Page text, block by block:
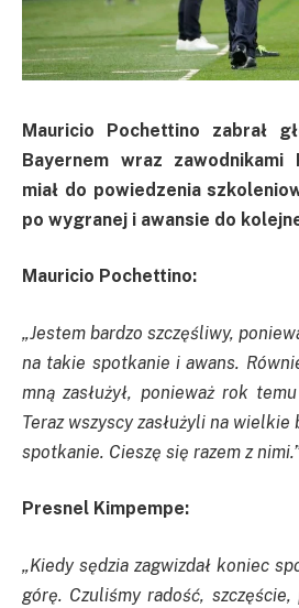
Mauricio Pochettino zabrał
Bayernem wraz zawodnikami
miał do powiedzenia
po wygranej i awansie do
Mauricio Pochettino:
„Jestem bardzo szczęśliwy,
na takie spotkanie i awans.
mną zasłużył, ponieważ rok
Teraz wszyscy zasłużyli na wielkie
spotkanie. Cieszę się razem z
Presnel Kimpempe:
„Kiedy sędzia zagwizdał koniec
górę. Czuliśmy radość,